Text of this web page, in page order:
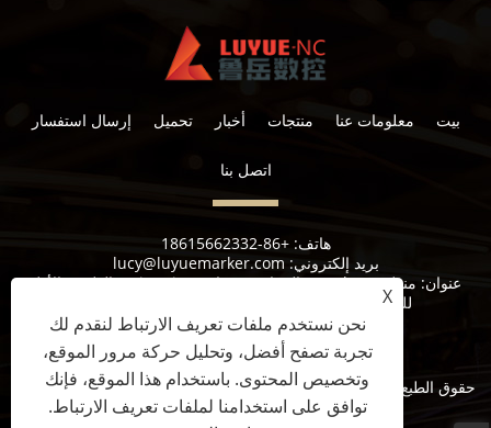
بيت معلومات عنا منتجات أخبار تحميل إرسال استفسار
اتصل بنا
هاتف:+86-18615662332
بريد إلكتروني: lucy@luyuemarker.com
عنوان:
منطقة Donghao الصناعية ، شارع Qingping ، الطريق الأول
للصناعة ، شارع شوانجشان ، منطقة تشانغقيو ، جينان
جميع الحقوق محفوظة.
X
نحن نستخدم ملفات تعريف الارتباط لنقدم لك
تجربة تصفح أفضل، وتحليل حركة مرور الموقع،
وتخصيص المحتوى. باستخدام هذا الموقع، فإنك
توافق على استخدامنا لملفات تعريف الارتباط.